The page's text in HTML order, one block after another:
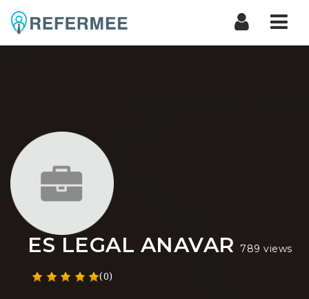
ES LEGAL ANAVAR 789 views
(0)